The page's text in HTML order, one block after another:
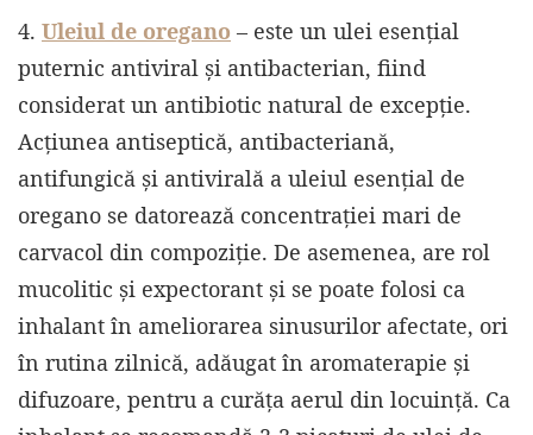
4. Uleiul de oregano – este un ulei esențial
puternic antiviral și antibacterian, fiind
considerat un antibiotic natural de excepție.
Acțiunea antiseptică, antibacteriană,
antifungică și antivirală a uleiul esențial de
oregano se datorează concentrației mari de
carvacol din compoziție. De asemenea, are rol
mucolitic și expectorant și se poate folosi ca
inhalant în ameliorarea sinusurilor afectate, ori
în rutina zilnică, adăugat în aromaterapie și
difuzoare, pentru a curăța aerul din locuință. Ca